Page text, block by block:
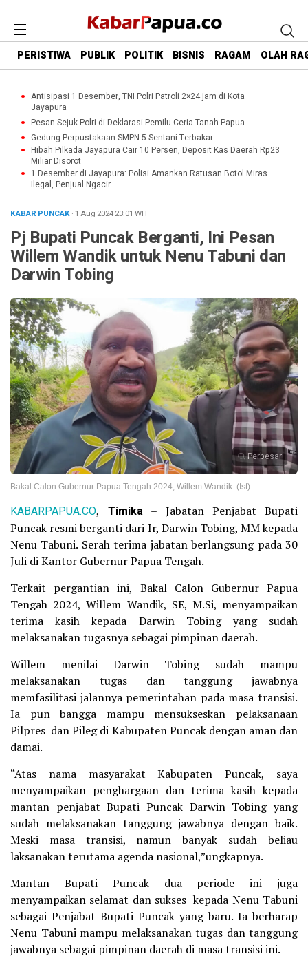
PERISTIWA PUBLIK POLITIK BISNIS RAGAM OLAH
Antisipasi 1 Desember, TNI Polri Patroli 2×24 jam di Kota
Jayapura
Pesan Sejuk Polri di Deklarasi Pemilu Ceria Tanah Papua
Gedung Perpustakaan SMPN 5 Sentani Terbakar
Hibah Pilkada Jayapura Cair 10 Persen, Deposit Kas Daerah Rp23
Miliar Disorot
1 Desember di Jayapura: Polisi Amankan Ratusan Botol Miras
Ilegal, Penjual Ngacir
KABAR PUNCAK· 1 Aug 202423:01 WIT
Pj Bupati Puncak Berganti, Ini Pesan
Willem Wandik untuk Nenu Tabuni dan
Darwin Tobing
Perbesar
Bakal Calon Gubernur Papua Tengah 2024, Willem Wandik. (Ist)
KABARPAPUA.CO, Timika – Jabatan Penjabat Bupati
Puncak resmi berganti dari Ir, Darwin Tobing, MM kepada
Nenu Tabuni. Serah terima jabatan berlangsung pada 30
Juli di Kantor Gubernur Papua Tengah.
Terkait pergantian ini, Bakal Calon Gubernur Papua
Tengah 2024, Willem Wandik, SE, M.Si, menyampaikan
terima kasih kepada Darwin Tobing yang sudah
melaksanakan tugasnya sebagai pimpinan daerah.
Willem menilai Darwin Tobing sudah mampu
melaksanakan tugas dan tanggung jawabnya
memfasilitasi jalannya pemerintahan pada masa transisi.
Ia pun bangga mampu mensukseskan pelaksanaan
Pilpres dan Pileg di Kabupaten Puncak dengan aman dan
damai.
“Atas nama masyarakat Kabupaten Puncak, saya
menyampaikan penghargaan dan terima kasih kepada
mantan penjabat Bupati Puncak Darwin Tobing yang
sudah melaksanakan tanggung jawabnya dengan baik.
Meski masa transisi, namun banyak sudah beliau
laksanakan terutama agenda nasional,”ungkapnya.
Mantan Bupati Puncak dua periode ini juga
menyampaikan selamat dan sukses kepada Nenu Tabuni
sebagai Penjabat Bupati Puncak yang baru. Ia berharap
Nenu Tabuni mampu melaksanakan tugas dan tanggung
jawabnya sebagai pimpinan daerah di masa transisi ini.